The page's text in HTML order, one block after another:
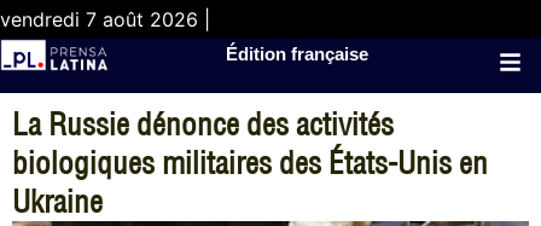
vendredi 7 août 2026 |
Édition française
La Russie dénonce des activités
biologiques militaires des États-Unis en
Ukraine